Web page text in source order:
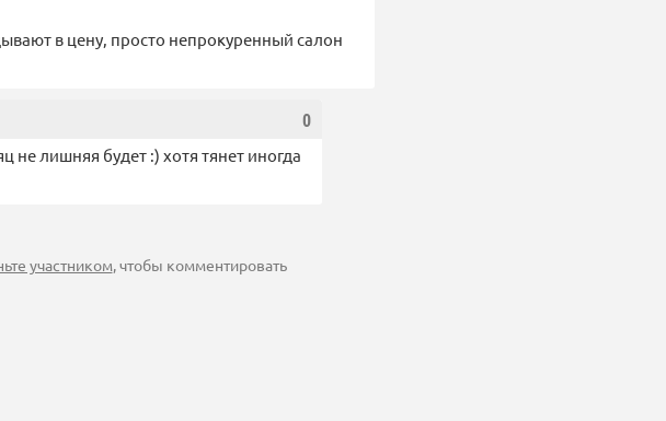
в цену, просто непрокуренный салон
0
не лишняя будет :) хотя тянет иногда
участником, чтобы комментировать